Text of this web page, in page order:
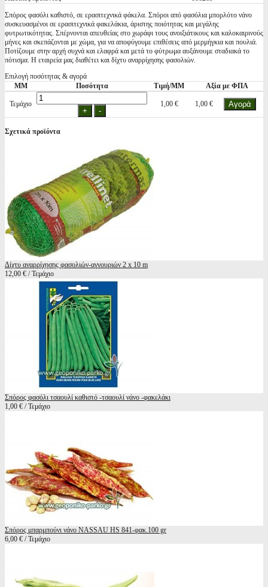
Σπόρος φασόλι καθιστό, σε ερασιτεχνικά φάκελα. Σπόροι από φασόλια μπορλότο νάνο
συσκευασμένοι σε ερασιτεχνικά φακελάκια, άριστης ποιότητας και μεγάλης
φυτρωτικότητας. Σπέρνονται απευθείας στο χωράφι τους ανοιξιάτικους και καλοκαιρινούς
μήνες και σκεπάζονται με χώμα, για να αποφύγουμε επιθέσεις από μερμήγκια και πουλιά.
Ποτίζουμε στην αρχή συχνά και ελαφρά και μετά το φύτρωμα αυξάνουμε σταδιακά το
πότισμα. Η εταιρεία μας διαθέτει και δίχτυ αναρρίχησης φασολιών.
Επιλογή ποσότητας & αγορά
ΜΜ
Ποσότητα Τιμή/ΜΜ Αξία με ΦΠΑ
Τεμάχιο 1,00 € 1,00 €
Σχετικά προϊόντα
Δίχτυ αναρρίχησης φασολιών-αγγουριών 2 x 10 m
12,00 € / Τεμάχιο
Σπόρος φασόλι τσαουλί καθιστό -τσαουλί νάνο -φακελάκι
1,00 € / Τεμάχιο
Σπόρος μπαρμπούνι νάνο NASSAU HS 841-φακ.100 gr
6,00 € / Τεμάχιο